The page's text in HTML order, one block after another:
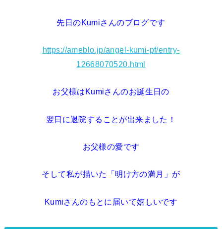
先日のKumiさんのブログです
https://ameblo.jp/angel-kumi-pf/entry-
12668070520.html
お父様はKumiさんのお誕生日の
翌日に退院することが出来ました！
お父様の愛です
そして私が描いた「明け方の満月」が
Kumiさんのもとに届いて嬉しいです